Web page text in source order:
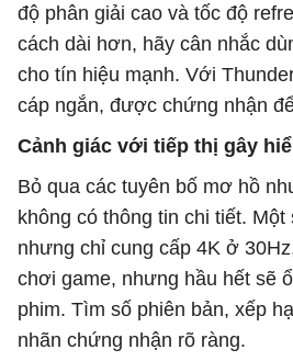
độ phân giải cao và tốc độ
cách dài hơn, hãy cân nhắc
cho tín hiệu mạnh. Với
cáp ngắn, được chứng nhận
Cảnh giác với tiếp thị gây
Bỏ qua các tuyên bố mơ hồ
không có thông tin chi tiết. Một
nhưng chỉ cung cấp 4K ở
chơi game, nhưng hầu hết sẽ
phim. Tìm số phiên bản, xếp
nhãn chứng nhận rõ ràng.